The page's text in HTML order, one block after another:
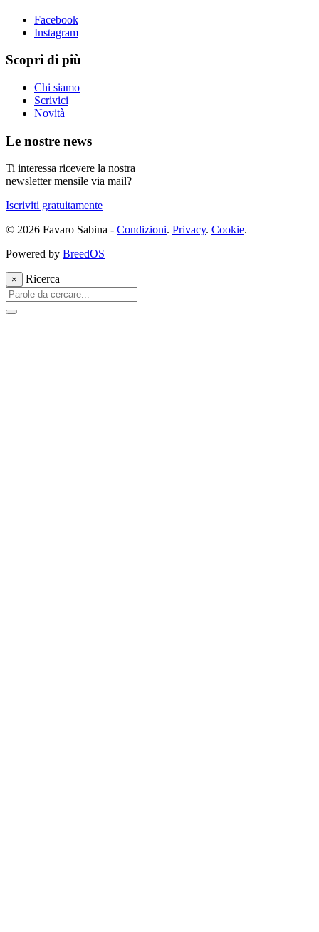
Facebook
Instagram
Scopri di più
Chi siamo
Scrivici
Novità
Le nostre news
Ti interessa ricevere la nostra
newsletter mensile via mail?
Iscriviti gratuitamente
© 2026 Favaro Sabina - Condizioni. Privacy. Cookie.
Powered by BreedOS
× Ricerca